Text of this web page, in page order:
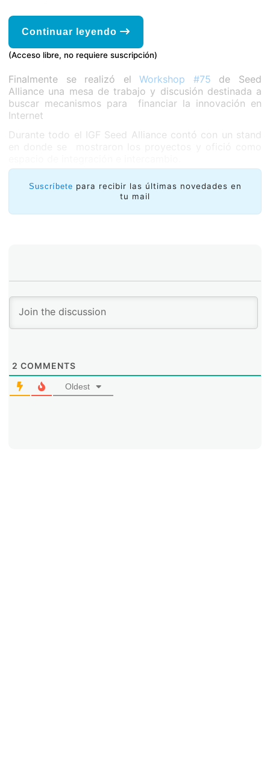
Continuar leyendo
(Acceso libre, no requiere suscripción)
Finalmente se realizó elWorkshop #75 de Seed
Alliance una mesa de trabajo y discusión destinada a
buscar mecanismos para financiar la innovación en
Internet
Durante todo el IGF Seed Alliance contó con un stand
Suscríbete para recibir las últimas novedades en
tu mail
2 COMMENTS
Oldest